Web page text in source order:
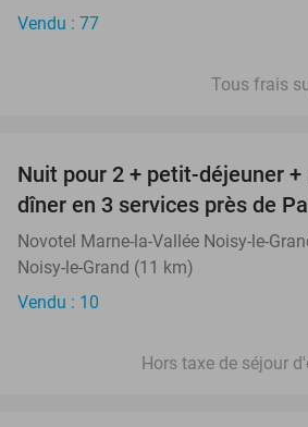
Vendu : 77
Tous frais
Nuit pour 2 + petit-déjeuner
dîner en 3 services près de
Novotel Marne-la-Vallée Noisy-le-
Noisy-le-Grand (11 km)
Vendu : 10
Hors taxe de séjour